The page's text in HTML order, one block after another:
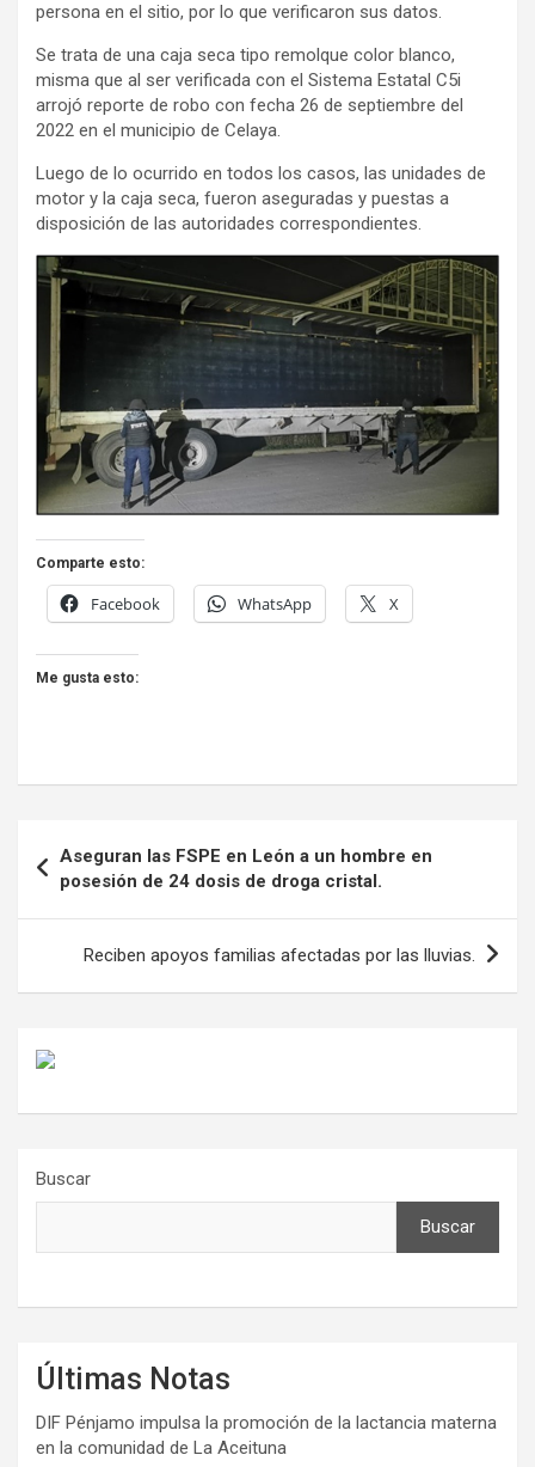
persona en el sitio, por lo que verificaron sus datos.
Se trata de una caja seca tipo remolque color blanco,
misma que al ser verificada con el Sistema Estatal C5i
arrojó reporte de robo con fecha 26 de septiembre del
2022 en el municipio de Celaya.
Luego de lo ocurrido en todos los casos, las unidades de
motor y la caja seca, fueron aseguradas y puestas a
disposición de las autoridades correspondientes.
Comparte esto:
Facebook WhatsApp X
Me gusta esto:
de
entradas
Aseguran las FSPE en León a un hombre en
posesión de 24 dosis de droga cristal.
Reciben apoyos familias afectadas por las lluvias.
Buscar
Buscar
Últimas Notas
DIF Pénjamo impulsa la promoción de la lactancia materna
en la comunidad de La Aceituna